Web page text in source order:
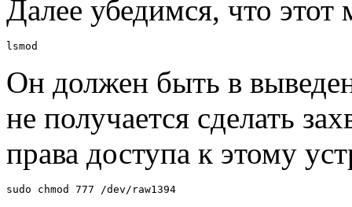
Далее убедимся, что
lsmod
Он должен быть в
не получается сделать
права доступа к этому
sudo chmod 777 /dev/raw1394